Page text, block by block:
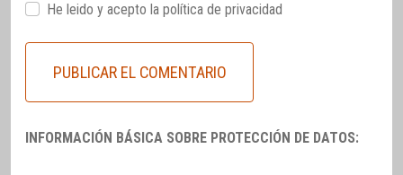
He leido y acepto la política de privacidad
INFORMACIÓN BÁSICA SOBRE PROTECCIÓN DE DATOS: